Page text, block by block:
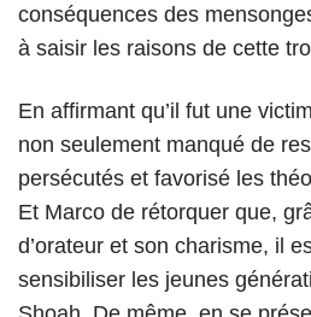
conséquences des
à saisir les raisons de cette
En affirmant qu’il fut une
non seulement manqué de
persécutés et favorisé les
Et Marco de rétorquer que,
d’orateur et son charisme, il
sensibiliser les jeunes